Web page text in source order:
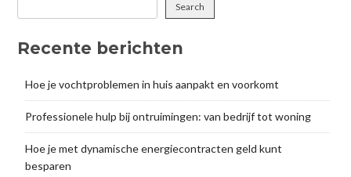
Search
Recente berichten
Hoe je vochtproblemen in huis aanpakt en voorkomt
Professionele hulp bij ontruimingen: van bedrijf tot woning
Hoe je met dynamische energiecontracten geld kunt
besparen